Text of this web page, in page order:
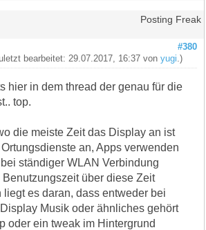
Posting Freak
#380
bearbeitet: 29.07.2017, 16:37 vonyugi .)
hier in dem thread der genau für die
top.
die meiste Zeit das Display an ist
an, Apps verwenden
ständiger WLAN Verbindung
über diese Zeit
liegt es daran, dass entweder bei
Musik oder ähnliches gehört
oder ein tweak im Hintergrund